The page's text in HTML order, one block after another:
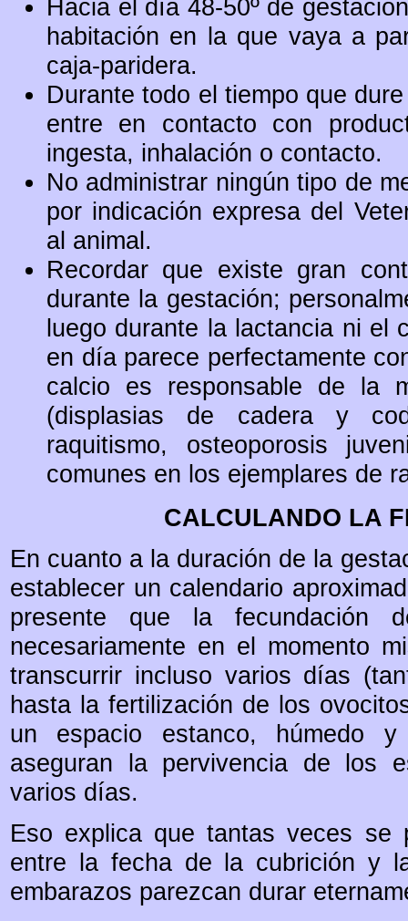
Hacia el día 48-50º de
habitación en la que vaya a
caja-paridera.
Durante todo el tiempo que
entre en contacto con
ingesta, inhalación o contacto.
No administrar ningún tipo de
por indicación expresa del
al animal.
Recordar que existe gran
durante la gestación;
luego durante la lactancia ni el
en día parece perfectamente
calcio es responsable de la
(displasias de cadera y
raquitismo, osteoporosis
comunes en los ejemplares de
CALCULANDO LA
En cuanto a la duración de la
establecer un calendario
presente que la fecundación
necesariamente en el momento
transcurrir incluso varios días
hasta la fertilización de los
un espacio estanco, húmedo
aseguran la pervivencia de los
varios días.
Eso explica que tantas veces se
entre la fecha de la cubrición y
embarazos parezcan durar